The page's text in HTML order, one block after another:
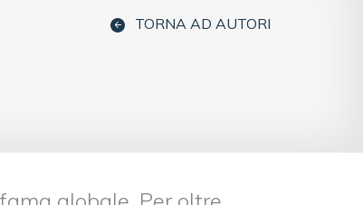
TORNA AD AUTORI